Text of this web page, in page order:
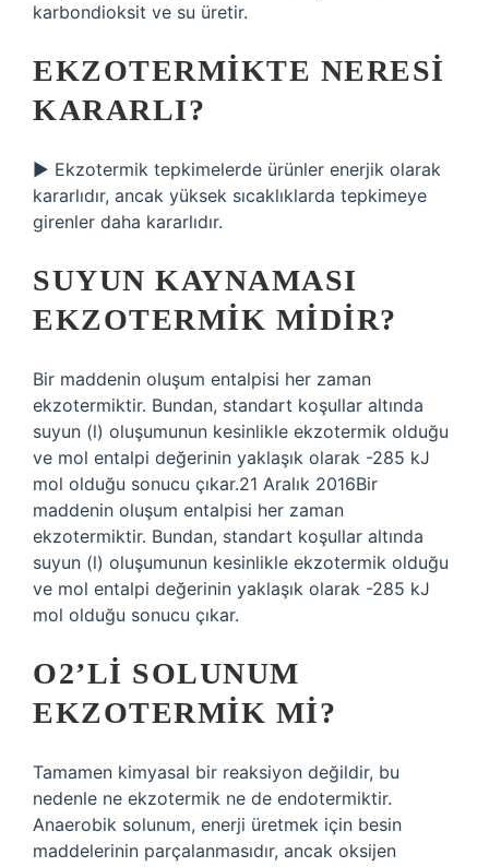
karbondioksit ve su üretir.
EKZOTERMIKTE NERESI
KARARLI?
▶ Ekzotermik tepkimelerde ürünler enerjik olarak
kararlıdır, ancak yüksek sıcaklıklarda tepkimeye
girenler daha kararlıdır.
SUYUN KAYNAMASI
EKZOTERMIK MIDIR?
Bir maddenin oluşum entalpisi her zaman
ekzotermiktir. Bundan, standart koşullar altında
suyun (l) oluşumunun kesinlikle ekzotermik olduğu
ve mol entalpi değerinin yaklaşık olarak -285 kJ
mol olduğu sonucu çıkar.21 Aralık 2016Bir
maddenin oluşum entalpisi her zaman
ekzotermiktir. Bundan, standart koşullar altında
suyun (l) oluşumunun kesinlikle ekzotermik olduğu
ve mol entalpi değerinin yaklaşık olarak -285 kJ
mol olduğu sonucu çıkar.
O2’LI SOLUNUM
EKZOTERMIK MI?
Tamamen kimyasal bir reaksiyon değildir, bu
nedenle ne ekzotermik ne de endotermiktir.
Anaerobik solunum, enerji üretmek için besin
maddelerinin parçalanmasıdır, ancak oksijen